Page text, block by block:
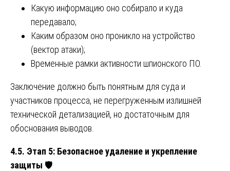
Какую информацию оно собирало и куда
передавало;
Каким образом оно проникло на устройство
(вектор атаки);
Временные рамки активности шпионского ПО.
Заключение должно быть понятным для суда и
участников процесса, не перегруженным излишней
технической детализацией, но достаточным для
обоснования выводов.
4.5. Этап 5: Безопасное удаление и укрепление
защиты 🛡️